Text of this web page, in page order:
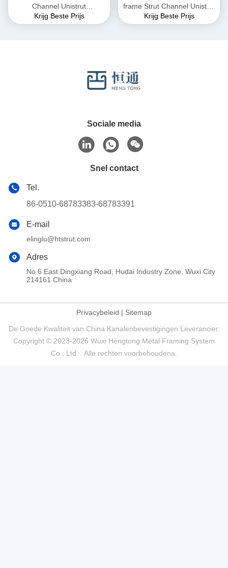
Channel Unistrut
gegalvaniseerd
Krijg Beste Prijs
frame Strut Channel Unistrut
41x41
Krijg Beste Prijs
Sociale media
Snel contact
Tel.
86-0510-68783383-68783391
E-mail
elinglu@htstrut.com
Adres
No 6 East Dingxiang Road, Hudai Industry Zone, Wuxi City
214161 China
Privacybeleid | Sitemap
De Goede Kwaliteit van China Kanalenbevestigingen Leverancier.
Copyright © 2023-2026 Wuxi Hengtong Metal Framing System
Co., Ltd. . Alle rechten voorbehoudena.